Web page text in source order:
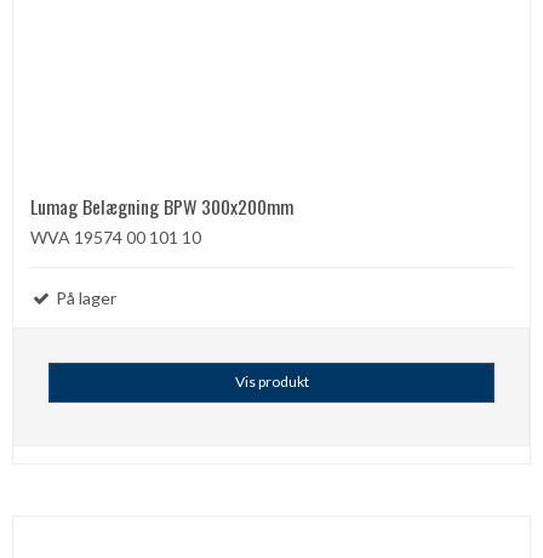
Lumag Belægning BPW 300x200mm
WVA 19574 00 101 10
På lager
Vis produkt